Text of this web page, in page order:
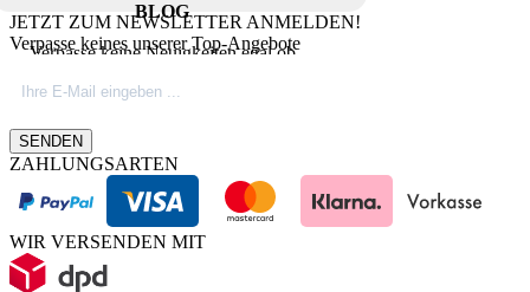
BLOG
Verpasse keine Neuigkeiten egal ob
Firmeninfos. Besuche unseren Blog.
JETZT ZUM NEWSLETTER ANMELDEN!
Verpasse keines unserer Top-Angebote
SENDEN
ZAHLUNGSARTEN
WIR VERSENDEN MIT